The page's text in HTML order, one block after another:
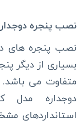
نصب پنجره
نصب پنجره های
بسیاری از دیگر
متفاوت می
دوجداره مدل
استانداردهای